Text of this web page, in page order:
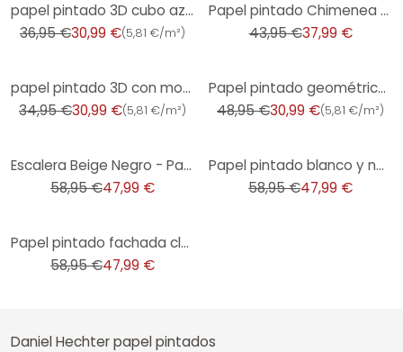
papel pintado 3D cubo azul marrón negro - Papel pintado no tejido geométrico moderno
36,95 €30,99 €(5,81 €/m²)
Papel pintado Chimenea beige antiguo - Papel pintado con aspecto 3D - Papel pintado no tejido realis
43,95 €37,99 €
papel pintado 3D con motivo de líneas gris plata - Papel pintado no tejido moderno brillante
34,95 €30,99 €(5,81 €/m²)
Papel pintado geométrico aspecto madera gris claro plata - Papel pintado no tejido con textura
48,95 €30,99 €(5,81 €/m²)
Escalera Beige Negro - Papel pintado 3D elegante - Papel pintado no tejido clásico
58,95 €47,99 €
Papel pintado blanco y negro para escaleras - Papel no tejido con barandilla - arquitectura moderna
58,95 €47,99 €
Papel pintado fachada clásica beige arena - motivo arquitectónico realista - Papel pintado no tejido
58,95 €47,99 €
Daniel Hechter papel pintados